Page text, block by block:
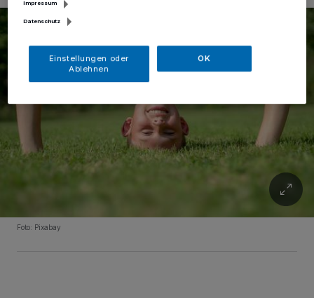
Foto: Pixabay
Impressum
Datenschutz
Einstellungen oder
Ablehnen
OK